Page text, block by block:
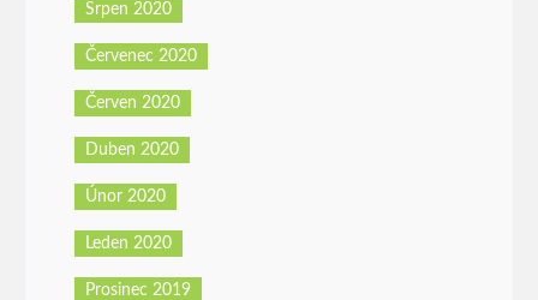
Srpen 2020
Červenec 2020
Červen 2020
Duben 2020
Únor 2020
Leden 2020
Prosinec 2019